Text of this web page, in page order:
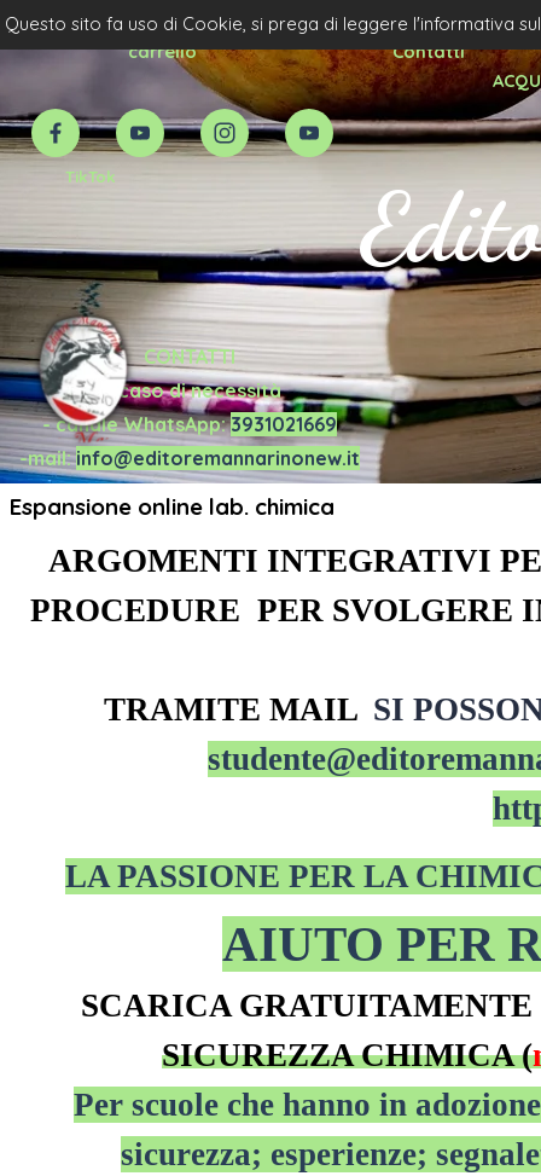
Questo sito fa uso di Cookie, si prega di leggere l'informativa
Home Page
Acquista Scolatico Priv.
carrello
Contatti
TikTok
CONTATTI
in caso di necessità
- canale WhatsApp:3931021669
-mail:info@editoremannarinonew.it
Espansione online lab. chimica
ARGOMENTI INTEGRATIVI
PROCEDURE PER SVOLGERE
TRAMITE MAIL SI
LA PASSIONE PER LA
AIUTO PER
SCARICA
SICUREZZA CHIMICA (
Per scuole che hanno in
sicurezza; esperienze;